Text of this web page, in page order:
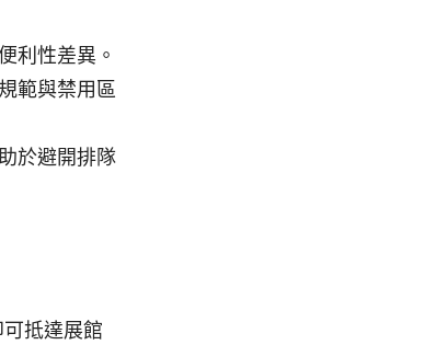
利性差異。
範與禁用區
於避開排隊
抵達展館